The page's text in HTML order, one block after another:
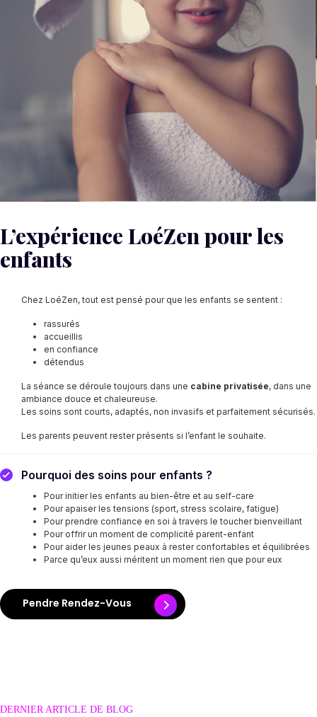
L’expérience LoéZen pour les
enfants
Chez LoéZen, tout est pensé pour que les enfants se sentent :
rassurés
accueillis
en confiance
détendus
La séance se déroule toujours dans une cabine privatisée, dans une
ambiance douce et chaleureuse.
Les soins sont courts, adaptés, non invasifs et parfaitement sécurisés.
Les parents peuvent rester présents si l’enfant le souhaite.
Pourquoi des soins pour enfants ?
Pour initier les enfants au bien-être et au self-care
Pour apaiser les tensions (sport, stress scolaire, fatigue)
Pour prendre confiance en soi à travers le toucher bienveillant
Pour offrir un moment de complicité parent-enfant
Pour aider les jeunes peaux à rester confortables et équilibrées
Parce qu’eux aussi méritent un moment rien que pour eux
Pendre Rendez-Vous
DERNIER ARTICLE DE BLOG